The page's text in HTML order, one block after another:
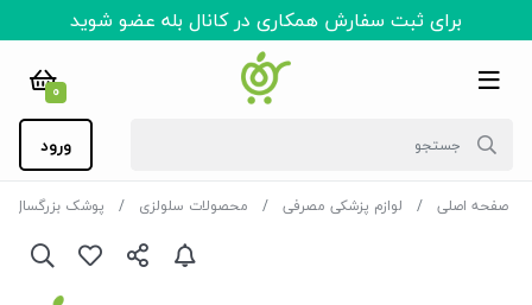
برای ثبت سفارش همکاری در کانال بله عضو شوید
0
ورود
صفحه اصلی لوازم پزشکی مصرفی محصولات سلولزی پوشک بزرگسال